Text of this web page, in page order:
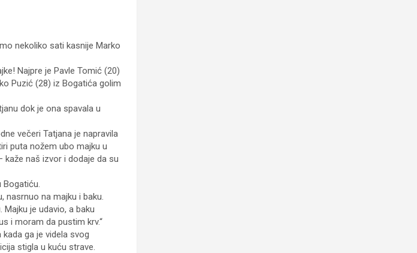
nekoliko sati kasnije Marko
Najpre je Pavle Tomić (20)
Puzić (28) iz Bogatića golim
dok je ona spavala u
večeri Tatjana je napravila
puta nožem ubo majku u
naš izvor i dodaje da su
na majku i baku.
je udavio, a baku
i moram da pustim krv.“
ga je videla svog
stigla u kuću strave.